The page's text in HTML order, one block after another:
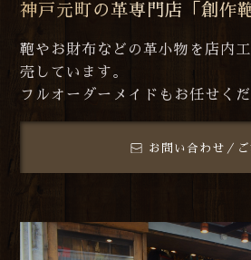
神戸元町の革専門店「創作
鞄やお財布などの革小物を店内
売しています。
フルオーダーメイドもお任せくだ
お問い合わせ／